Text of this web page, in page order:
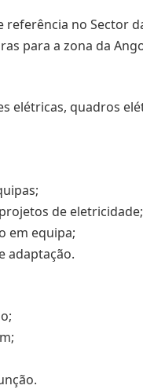
referência no Sector
para a zona da
elétricas, quadros
de eletricidade;
em equipa;
adaptação.